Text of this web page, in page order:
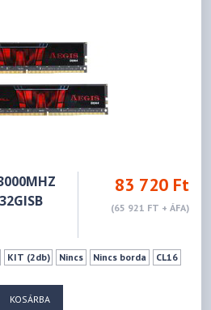
83 720 Ft
(65 921 FT + ÁFA)
KIT (2db) Nincs Nincs borda CL16
KOSÁRBA